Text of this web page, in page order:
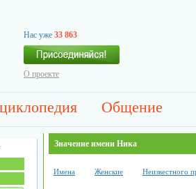
Нас уже 33 863
О проекте
Общение
Значение имени Ника
Имена Женские Неизвестного